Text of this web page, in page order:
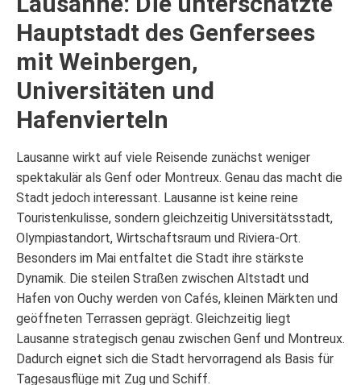
Hauptstadt des Genfersees
mit Weinbergen,
Universitäten und
Hafenvierteln
Lausanne wirkt auf viele Reisende zunächst weniger
spektakulär als Genf oder Montreux. Genau das macht die
Stadt jedoch interessant. Lausanne ist keine reine
Touristenkulisse, sondern gleichzeitig Universitätsstadt,
Olympiastandort, Wirtschaftsraum und Riviera-Ort.
Besonders im Mai entfaltet die Stadt ihre stärkste
Dynamik. Die steilen Straßen zwischen Altstadt und
Hafen von Ouchy werden von Cafés, kleinen Märkten und
geöffneten Terrassen geprägt. Gleichzeitig liegt
Lausanne strategisch genau zwischen Genf und Montreux.
Dadurch eignet sich die Stadt hervorragend als Basis für
Tagesausflüge mit Zug und Schiff.